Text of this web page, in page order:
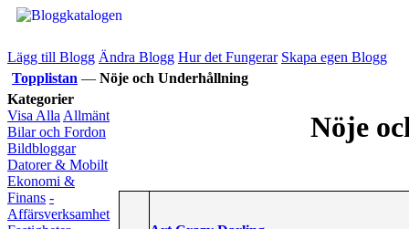
Lägg till Blogg Ändra Blogg Hur det Fungerar Skapa egen Blogg
Topplistan — Nöje och Underhållning
Kategorier
Visa Alla Allmänt
Bilar och Fordon
Bildbloggar
Datorer & Mobilt
Ekonomi &
Finans -
Affärsverksamhet
Nöje